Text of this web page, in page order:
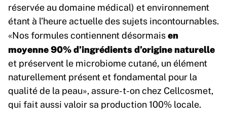
réservée au domaine médical) et environnement
étant à l’heure actuelle des sujets incontournables.
«Nos formules contiennent désormaisen
moyenne 90% d’ingrédients d’origine naturelle
et préservent le microbiome cutané, un élément
naturellement présent et fondamental pour la
qualité de la peau», assure-t-on chez Cellcosmet,
qui fait aussi valoir sa production 100% locale.